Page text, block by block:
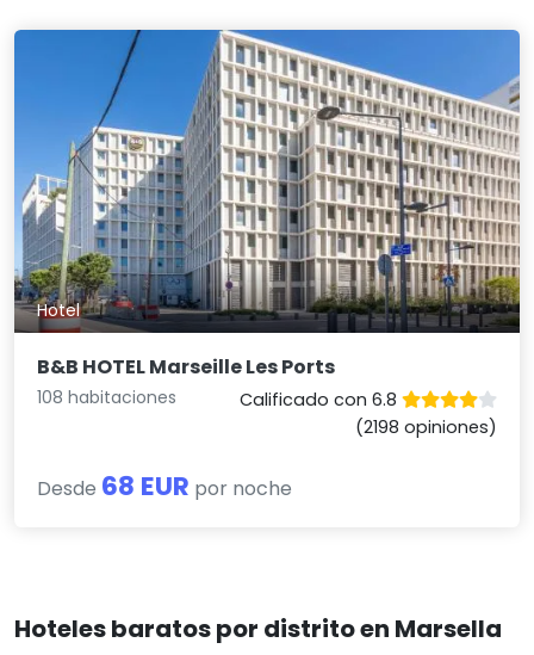
Hotel
B&B HOTEL Marseille Les Ports
108 habitaciones
Calificado con 6.8
(2198 opiniones)
Desde 68 EUR por noche
Hoteles baratos por distrito en Marsella